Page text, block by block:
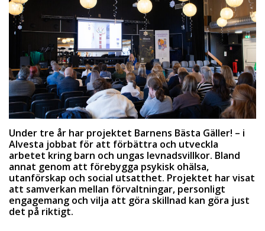
Under tre år har projektet Barnens Bästa Gäller! – i
Alvesta jobbat för att förbättra och utveckla
arbetet kring barn och ungas levnadsvillkor. Bland
annat genom att förebygga psykisk ohälsa,
utanförskap och social utsatthet. Projektet har visat
att samverkan mellan förvaltningar, personligt
engagemang och vilja att göra skillnad kan göra just
det på riktigt.